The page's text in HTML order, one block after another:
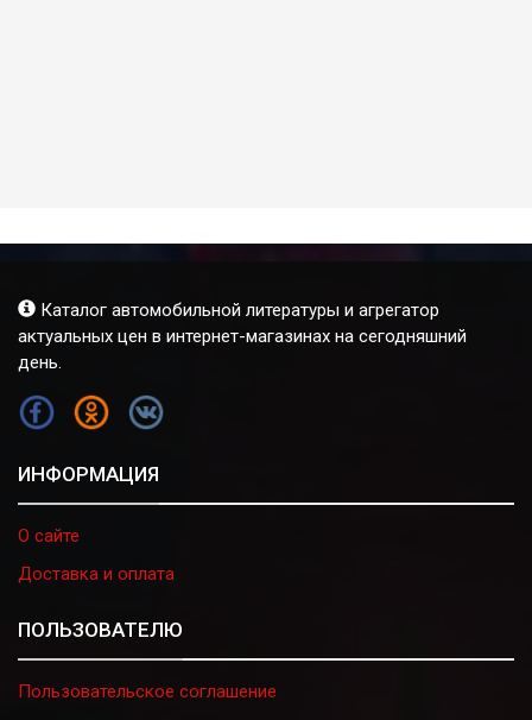
Каталог автомобильной литературы и агрегатор
актуальных цен в интернет-магазинах на сегодняшний
день.
FB OK VK
ИНФОРМАЦИЯ
О сайте
Доставка и оплата
ПОЛЬЗОВАТЕЛЮ
Пользовательское соглашение